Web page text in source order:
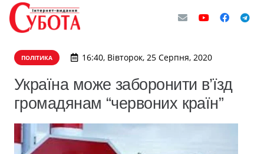
ПОЛІТИКА 16:40, Вівторок, 25 Серпня, 2020
Україна може заборонити в’їзд
громадянам “червоних країн”